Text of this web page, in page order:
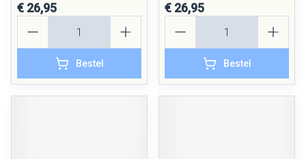
€ 26,95
Bestel
€ 26,95
Bestel